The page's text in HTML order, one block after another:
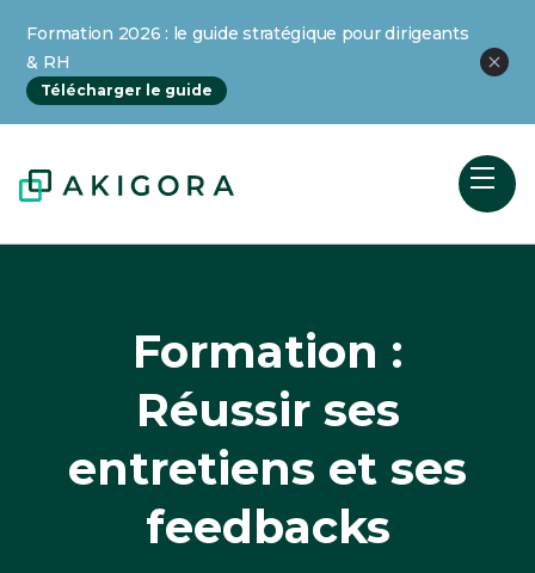
Formation 2026 : le guide stratégique pour dirigeants
& RH
Télécharger le guide
Formation :
Réussir ses
entretiens et ses
feedbacks